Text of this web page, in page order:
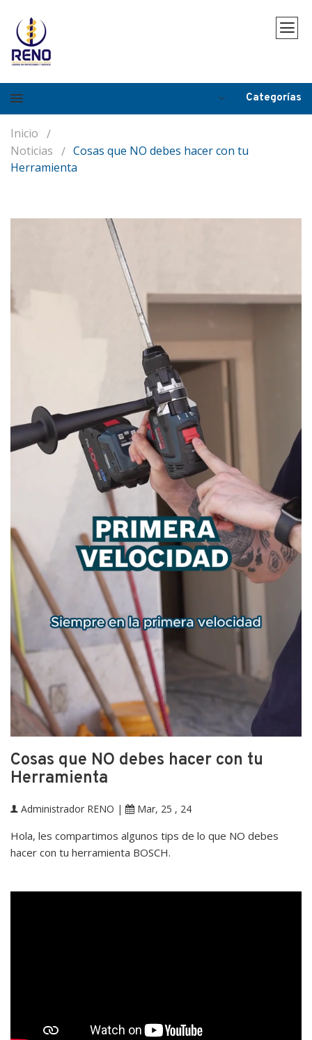
Categorías
Inicio
Noticias
Cosas que NO debes hacer con tu
Herramienta
Cosas que NO debes hacer con tu
Herramienta
Administrador RENO | Mar, 25 , 24
Hola, les compartimos algunos tips de lo que NO debes
hacer con tu herramienta BOSCH.